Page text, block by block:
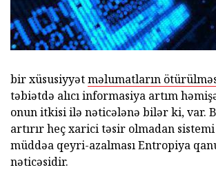
bir xüsusiyyətməlumatların
təbiətdə alıcı informasiya artım
onun itkisi ilə nəticələnə bilər ki, var.
artırır heç xarici təsir olmadan
müddəa qeyri-azalması Entropiya
nəticəsidir.